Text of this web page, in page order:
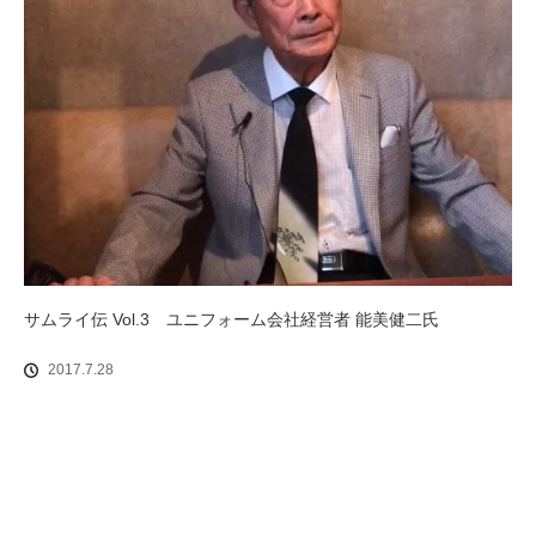
サムライ伝 Vol.3 ユニフォーム会社経営者 能美健二氏
2017.7.28